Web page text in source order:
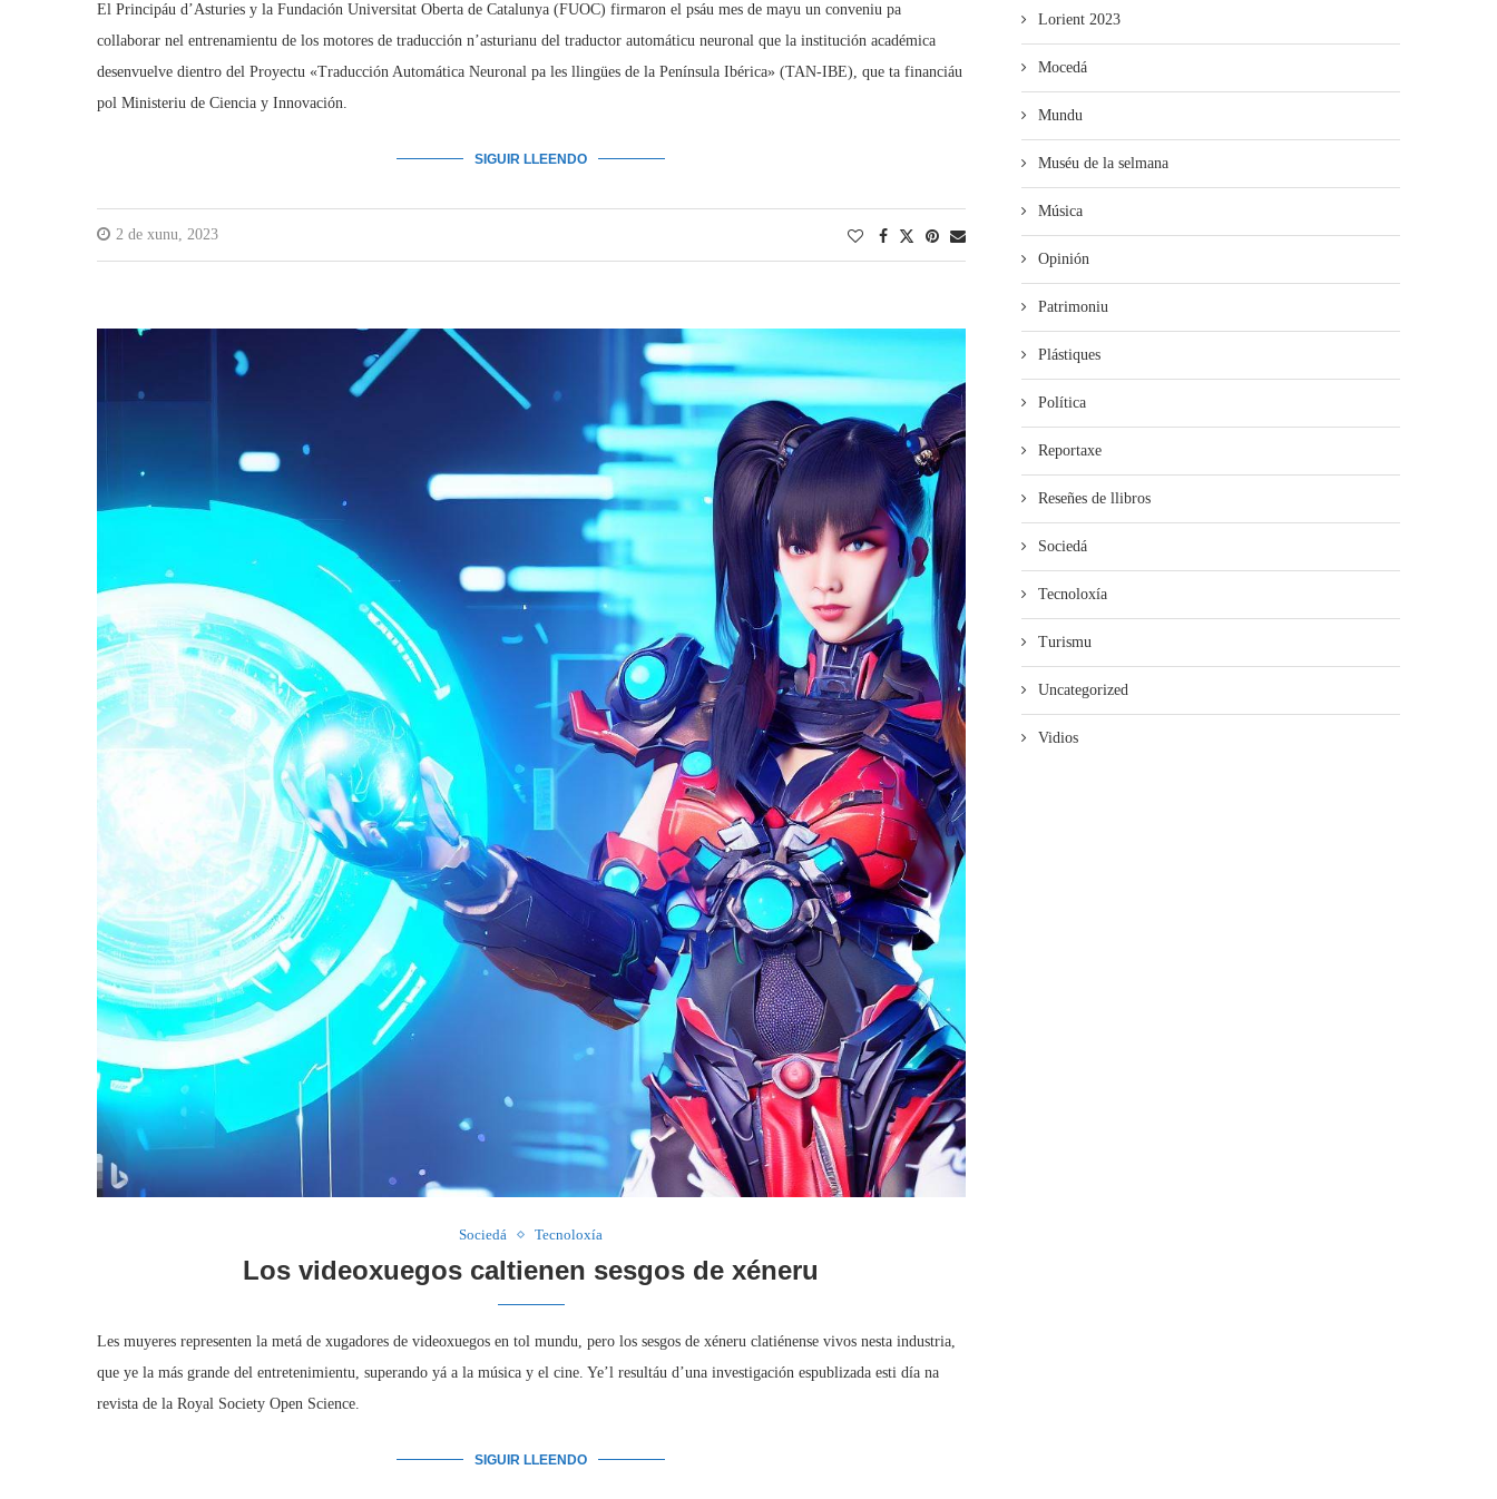
El Principáu d’Asturies y la Fundación Universitat Oberta de Catalunya (FUOC) firmaron el psáu mes de mayu un conveniu pa
collaborar nel entrenamientu de los motores de traducción n’asturianu del traductor automáticu neuronal que la institución académica
desenvuelve dientro del Proyectu «Traducción Automática Neuronal pa les llingües de la Península Ibérica» (TAN-IBE), que ta financiáu
pol Ministeriu de Ciencia y Innovación.
SIGUIR LLEENDO
2 de xunu, 2023
Sociedá Tecnoloxía
Los videoxuegos caltienen sesgos de xéneru
Les muyeres representen la metá de xugadores de videoxuegos en tol mundu, pero los sesgos de xéneru clatiénense vivos nesta industria,
que ye la más grande del entretenimientu, superando yá a la música y el cine. Ye’l resultáu d’una investigación espublizada esti día na
revista de la Royal Society Open Science.
SIGUIR LLEENDO
Lorient 2023
Mocedá
Mundu
Muséu de la selmana
Música
Opinión
Patrimoniu
Plástiques
Política
Reportaxe
Reseñes de llibros
Sociedá
Tecnoloxía
Turismu
Uncategorized
Vidios